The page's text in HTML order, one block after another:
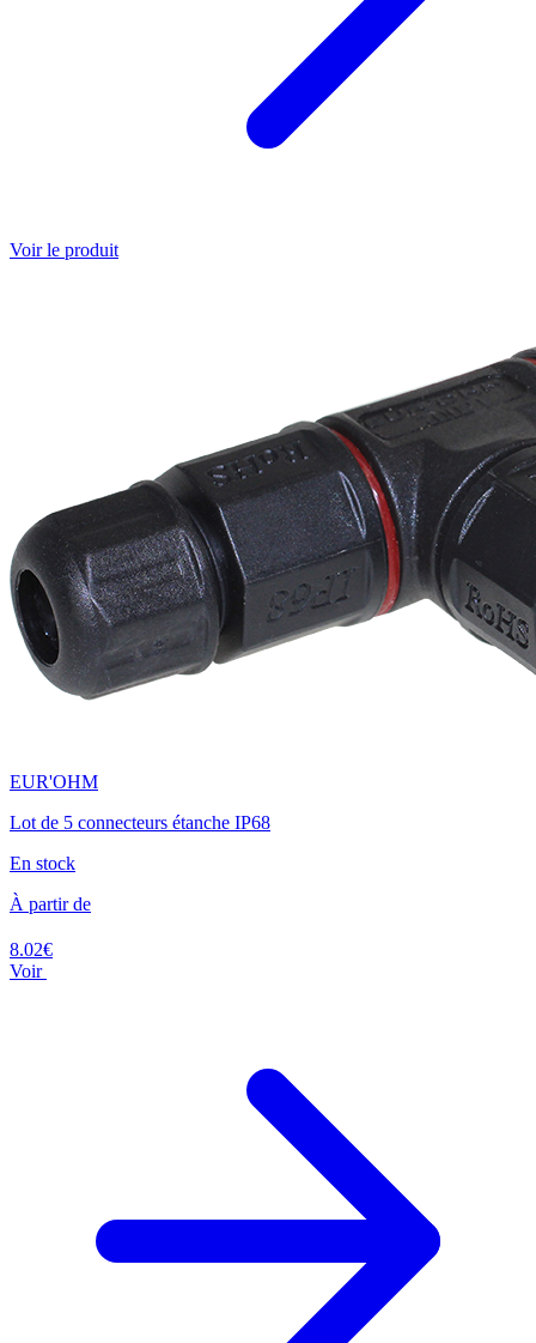
Voir le produit
EUR'OHM
Lot de 5 connecteurs étanche IP68
En stock
À partir de
8.02€
Voir